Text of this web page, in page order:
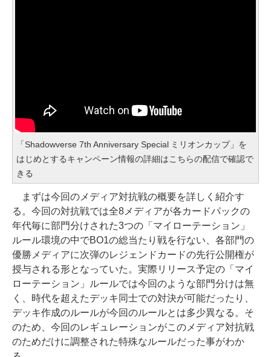
「Shadowverse 7th Anniversary Special ミリオンカップ」を
はじめとするキャンペーン情報の詳細はこちらの配信で確認で
きる
まずは今回のメディア対抗戦の概要を詳しく紹介す
る。今回の対抗戦では全8メディアが各カードパックの
年代毎に部門分けされた3つの「マイローテーション」
ルール環境の中でBO1の総当たり戦を行ない、各部門の
優勝メディアに次弾のレジェンドカードの先行公開権が
授与される形となっていた。実際リリース予定の「マイ
ローテーション」ルールでは今回のような部門分けは無
く、時代を超えたデッキ同士での対決が可能だったり、
デッキ作成のルールが今回のルールとは多少異なる。そ
のため、今回のレギュレーションがこのメディア対抗戦
のためだけに調整された特殊なルールだった事がわか